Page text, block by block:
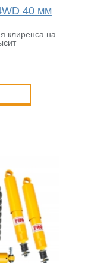
40 мм
клиренса на